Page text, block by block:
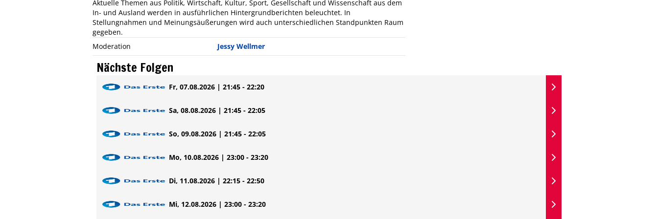
Aktuelle Themen aus Politik, Wirtschaft, Kultur, Sport, Gesellschaft und Wissenschaft aus dem
In- und Ausland werden in ausführlichen Hintergrundberichten beleuchtet. In
Stellungnahmen und Meinungsäußerungen wird auch unterschiedlichen Standpunkten Raum
gegeben.
Moderation
Jessy Wellmer
Nächste Folgen
Fr, 07.08.2026 | 21:45 - 22:20
Sa, 08.08.2026 | 21:45 - 22:05
So, 09.08.2026 | 21:45 - 22:05
Mo, 10.08.2026 | 23:00 - 23:20
Di, 11.08.2026 | 22:15 - 22:50
Mi, 12.08.2026 | 23:00 - 23:20